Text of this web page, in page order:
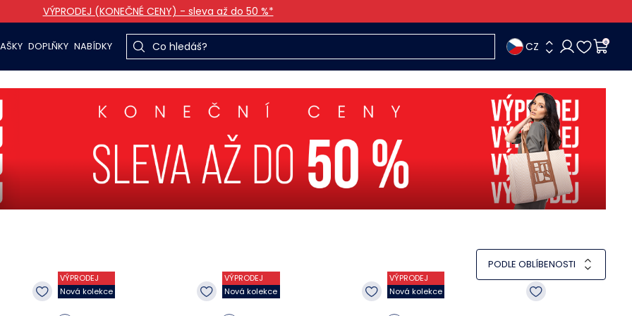
VÝPRODEJ (KONEČNÉ CENY) - sleva až do 50 %*
DOPLŇKY NABÍDKY CZ 0
PODLE OBLÍBENOSTI
VÝPRODEJ
Nová kolekce
VÝPRODEJ
Nová kolekce
VÝPRODEJ
Nová kolekce